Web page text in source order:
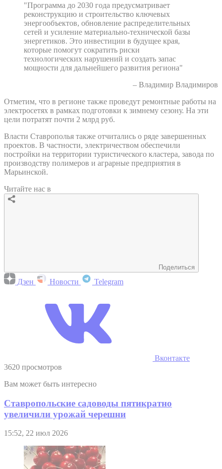
"Программа до 2030 года предусматривает
реконструкцию и строительство ключевых
энергообъектов, обновление распределительных
сетей и усиление материально-технической базы
энергетиков. Это инвестиции в будущее края,
которые помогут сократить риски
технологических нарушений и создать запас
мощности для дальнейшего развития региона"
– Владимир Владимиров
Отметим, что в регионе также проведут ремонтные работы на
электросетях в рамках подготовки к зимнему сезону. На эти
цели потратят почти 2 млрд руб.
Власти Ставрополья также отчитались о ряде завершенных
проектов. В частности, электричеством обеспечили
постройки на территории туристического кластера, завода по
производству полимеров и аграрные предприятия в
Марьинской.
Читайте нас в
Поделиться
Дзен Новости Telegram
Вконтакте
3620 просмотров
Вам может быть интересно
Ставропольские садоводы пятикратно
увеличили урожай черешни
15:52, 22 июл 2026